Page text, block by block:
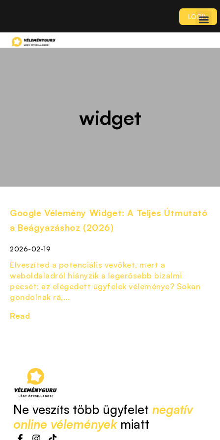
LOGIN
widget
Google Vélemény Widget: A Teljes Útmutató
a Beágyazáshoz (2026)
2026-02-19
Elveszíted a potenciális vevőket, mert a
weboldaladról hiányzik a legerősebb bizalmi
pecsét: az elégedett ügyfelek véleménye? Sokan
gondolnak rá,...
Read
Ne veszíts több ügyfelet negatív
online véleményekmiatt